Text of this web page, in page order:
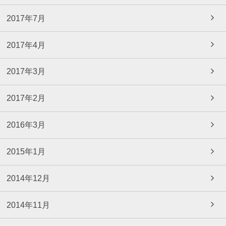
2017年7月
2017年4月
2017年3月
2017年2月
2016年3月
2015年1月
2014年12月
2014年11月